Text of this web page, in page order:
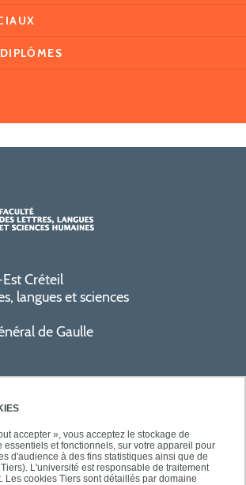
accepter », vous acceptez le stockage de
essentiels et fonctionnels, sur votre appareil pour
d'audience à des fins statistiques ainsi que de
L'université est responsable de traitement
Les cookies Tiers sont détaillés par domaine
Créteil
langues et sciences
de Gaulle